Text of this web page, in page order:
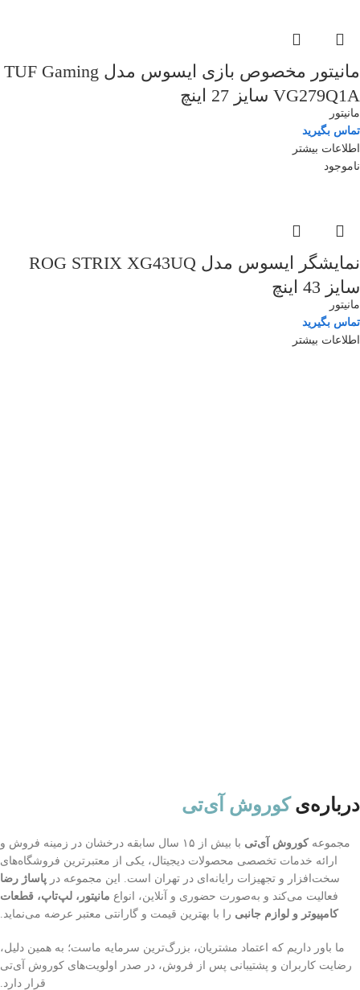
مانیتور مخصوص بازی ایسوس مدل TUF Gaming
VG279Q1A سایز 27 اینچ
مانیتور
تماس بگیرید
اطلاعات بیشتر
ناموجود
نمایشگر ایسوس مدل ROG STRIX XG43UQ
سایز 43 اینچ
مانیتور
تماس بگیرید
اطلاعات بیشتر
درباره‌یکوروش آی‌تی
مجموعهکوروش آی‌تی
با بیش از ۱۵ سال سابقه درخشان در زمینه فروش و
ارائه خدمات تخصصی محصولات دیجیتال، یکی از معتبرترین فروشگاه‌های
سخت‌افزار و تجهیزات رایانه‌ای در تهران است. این مجموعه در پاساژ رضا
فعالیت می‌کند و به‌صورت حضوری و آنلاین، انواع مانیتور، لپ‌تاپ، قطعات
کامپیوتر و لوازم جانبی را با بهترین قیمت و گارانتی معتبر عرضه می‌نماید.
ما باور داریم که اعتماد مشتریان، بزرگ‌ترین سرمایه ماست؛ به همین دلیل،
رضایت کاربران و پشتیبانی پس از فروش، در صدر اولویت‌های کوروش آی‌تی
قرار دارد.